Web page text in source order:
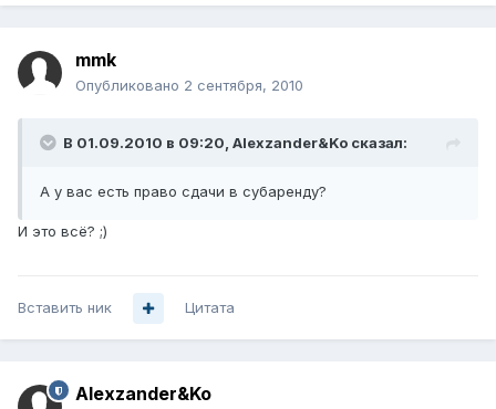
mmk
Опубликовано 2 сентября, 2010
В 01.09.2010 в 09:20, Alexzander&Ko сказал:
А у вас есть право сдачи в субаренду?
И это всё? ;)
Вставить ник Цитата
Alexzander&Ko